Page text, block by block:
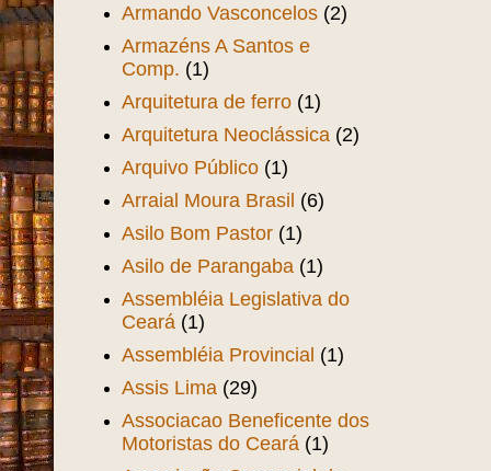
Armando Vasconcelos (2)
Armazéns A Santos e
Comp. (1)
Arquitetura de ferro (1)
Arquitetura Neoclássica (2)
Arquivo Público (1)
Arraial Moura Brasil (6)
Asilo Bom Pastor (1)
Asilo de Parangaba (1)
Assembléia Legislativa do
Ceará (1)
Assembléia Provincial (1)
Assis Lima (29)
Associacao Beneficente dos
Motoristas do Ceará (1)